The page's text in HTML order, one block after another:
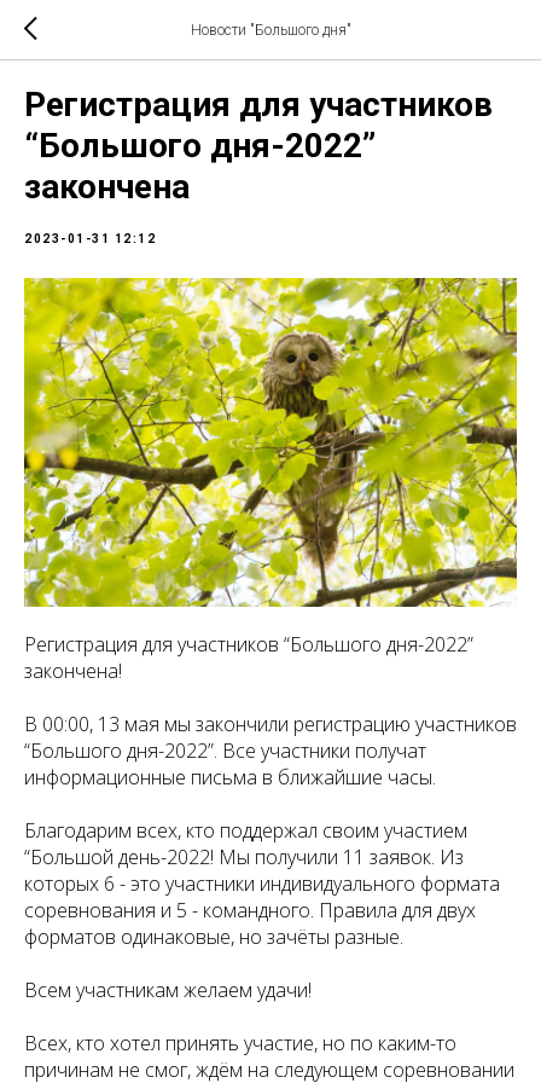
Новости "Большого дня"
Регистрация для участников
“Большого дня-2022”
закончена
2023-01-31 12:12
Регистрация для участников “Большого дня-2022”
закончена!
В 00:00, 13 мая мы закончили регистрацию участников
“Большого дня-2022”. Все участники получат
информационные письма в ближайшие часы.
Благодарим всех, кто поддержал своим участием
“Большой день-2022! Мы получили 11 заявок. Из
которых 6 - это участники индивидуального формата
соревнования и 5 - командного. Правила для двух
форматов одинаковые, но зачёты разные.
Всем участникам желаем удачи!
Всех, кто хотел принять участие, но по каким-то
причинам не смог, ждём на следующем соревновании